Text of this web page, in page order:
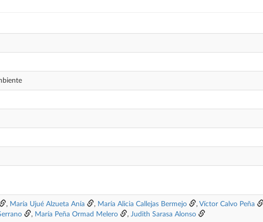
, María Ujué Alzueta Anía , María Alicia Callejas Bermejo , Víctor Calvo Peña
, María Peña Ormad Melero , Judith Sarasa Alonso